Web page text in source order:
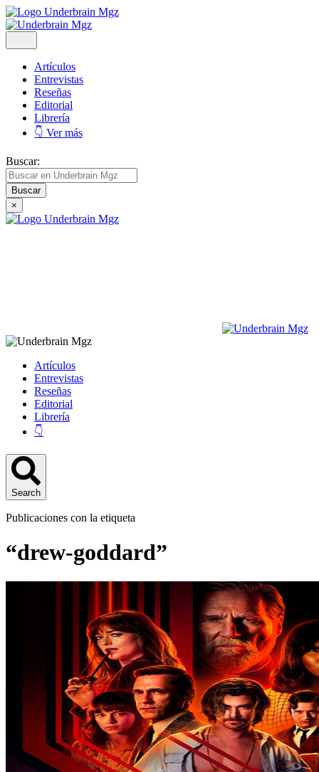
Artículos
Entrevistas
Reseñas
Editorial
Librería
👇 Ver más
Buscar:
×
Artículos
Entrevistas
Reseñas
Editorial
Librería
👇
Search
Publicaciones con la etiqueta
“drew-goddard”